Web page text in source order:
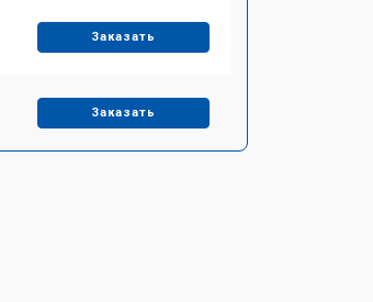
Заказать
Заказать